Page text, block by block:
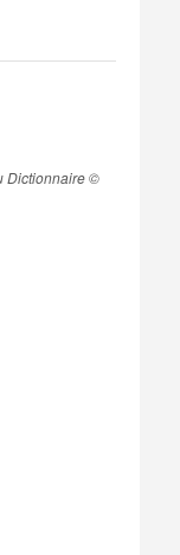
Dictionnaire ©